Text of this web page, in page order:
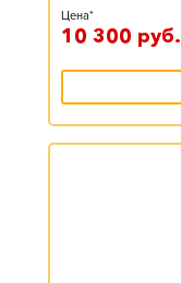
Цена*
10 300 руб.